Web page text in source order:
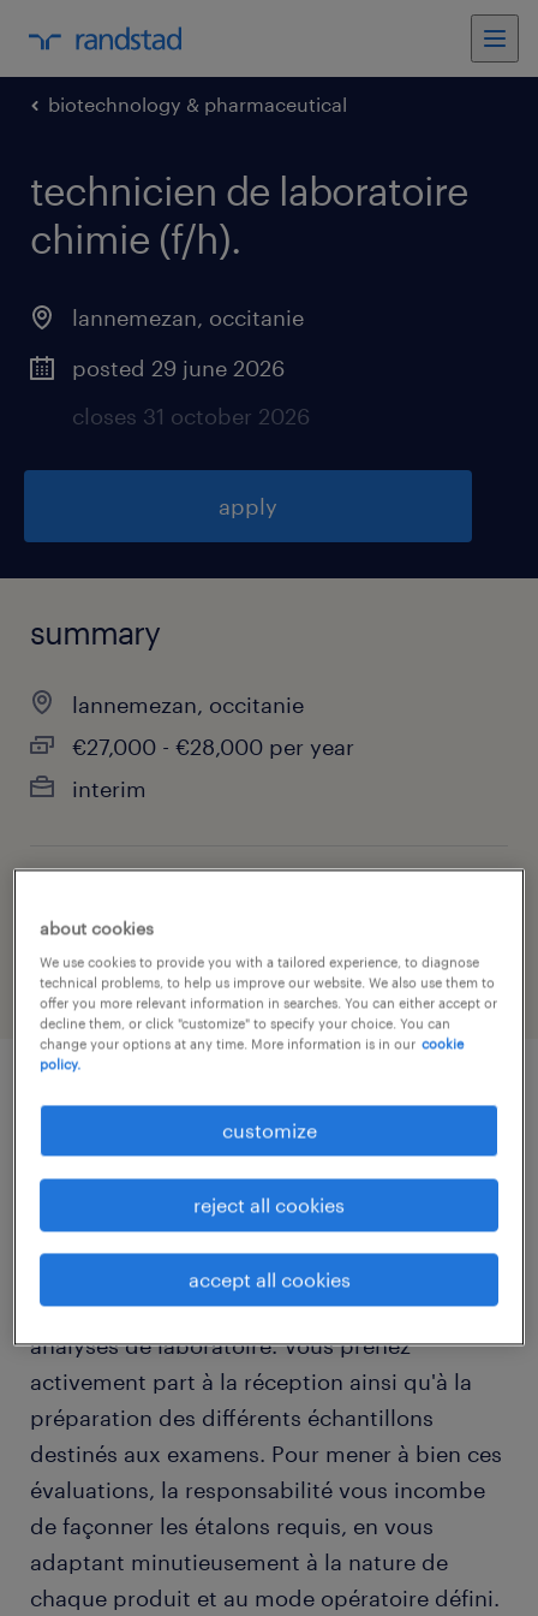
biotechnology & pharmaceutical
technicien de laboratoire
chimie (f/h).
lannemezan, occitanie
posted 29 june 2026
closes 31 october 2026
apply
summary
lannemezan, occitanie
€27,000 - €28,000 per year
interim
biotechnology & pharmaceutical
job details
descriptif du poste
Au sein du laboratoire, votre quotidien
s'articule autour de la gestion rigoureuse des
analyses de laboratoire. Vous prenez
activement part à la réception ainsi qu'à la
préparation des différents échantillons
destinés aux examens. Pour mener à bien ces
évaluations, la responsabilité vous incombe
de façonner les étalons requis, en vous
adaptant minutieusement à la nature de
chaque produit et au mode opératoire défini.
about cookies
We use cookies to provide you with a tailored experience, to diagnose
technical problems, to help us improve our website. We also use them to
offer you more relevant information in searches. You can either accept or
decline them, or click "customize" to specify your choice. You can
change your options at any time. More information is in our cookie
policy.
customize
reject all cookies
accept all cookies